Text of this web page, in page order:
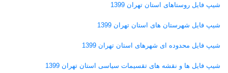
شیپ فایل روستاهای استان تهران 1399
شیپ فایل شهرستان های استان تهران 1399
شیپ فایل محدوده ای شهرهای استان تهران 1399
شیپ فایل ها و نقشه های تقسیمات سیاسی استان تهران 1399